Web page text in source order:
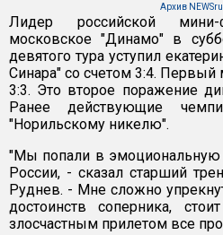
Архив
Лидер российской мини-
московское "Динамо" в
девятого тура уступил
Синара" со счетом 3:4.
3:3. Это второе поражение
Ранее действующие
"Норильскому никелю".
"Мы попали в эмоциональную
России, - сказал старший
Руднев. - Мне сложно
достоинств соперника,
злосчастным прилетом все